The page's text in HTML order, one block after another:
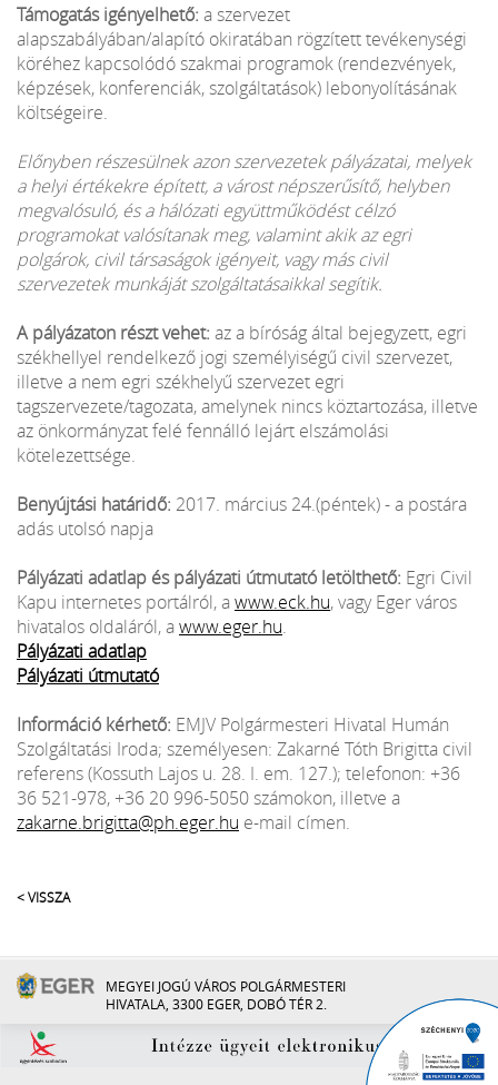
Támogatás igényelhető: a szervezet
alapszabályában/alapító okiratában rögzített tevékenységi
köréhez kapcsolódó szakmai programok (rendezvények,
képzések, konferenciák, szolgáltatások) lebonyolításának
költségeire.
Előnyben részesülnek azon szervezetek pályázatai, melyek
a helyi értékekre épített, a várost népszerűsítő, helyben
megvalósuló, és a hálózati együttműködést célzó
programokat valósítanak meg, valamint akik az egri
polgárok, civil társaságok igényeit, vagy más civil
szervezetek munkáját szolgáltatásaikkal segítik.
A pályázaton részt vehet: az a bíróság által bejegyzett, egri
székhellyel rendelkező jogi személyiségű civil szervezet,
illetve a nem egri székhelyű szervezet egri
tagszervezete/tagozata, amelynek nincs köztartozása, illetve
az önkormányzat felé fennálló lejárt elszámolási
kötelezettsége.
Benyújtási határidő: 2017. március 24.(péntek) - a postára
adás utolsó napja
Pályázati adatlap és pályázati útmutató letölthető: Egri Civil
Kapu internetes portálról, awww.eck.hu, vagy Eger város
hivatalos oldaláról, awww.eger.hu.
Pályázati adatlap
Pályázati útmutató
Információ kérhető: EMJV Polgármesteri Hivatal Humán
Szolgáltatási Iroda; személyesen: Zakarné Tóth Brigitta civil
referens (Kossuth Lajos u. 28. I. em. 127.); telefonon: +36
36 521-978, +36 20 996-5050 számokon, illetve a
zakarne.brigitta@ph.eger.hu e-mail címen.
< VISSZA
MEGYEI JOGÚ VÁROS POLGÁRMESTERI
HIVATALA, 3300 EGER, DOBÓ TÉR 2.